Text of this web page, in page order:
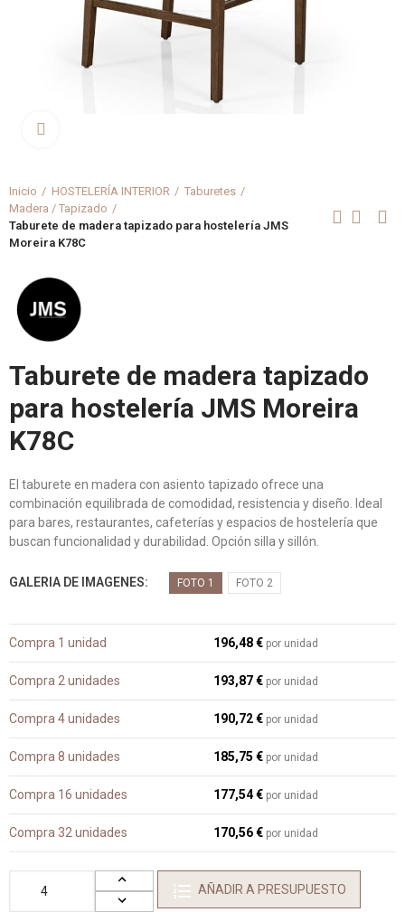
Inicio HOSTELERÍA INTERIOR
Taburetes
Madera / Tapizado
Taburete de madera tapizado para hostelería JMS
Moreira K78C
Taburete de madera tapizado
para hostelería JMS Moreira
K78C
El taburete en madera con asiento tapizado ofrece una
combinación equilibrada de comodidad, resistencia y diseño. Ideal
para bares, restaurantes, cafeterías y espacios de hostelería que
buscan funcionalidad y durabilidad. Opción silla y sillón.
GALERIA DE IMAGENES FOTO 1 FOTO 2
Compra 1 unidad 196,48 € por unidad
Compra 2 unidades 193,87 € por unidad
Compra 4 unidades 190,72 € por unidad
Compra 8 unidades 185,75 € por unidad
Compra 16 unidades 177,54 € por unidad
Compra 32 unidades 170,56 € por unidad
AÑADIR A PRESUPUESTO